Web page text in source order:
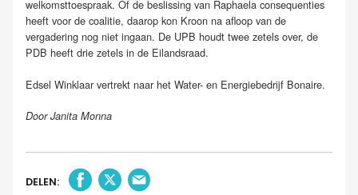
welkomsttoespraak. Of de beslissing van Raphaela consequenties
heeft voor de coalitie, daarop kon Kroon na afloop van de
vergadering nog niet ingaan. De UPB houdt twee zetels over, de
PDB heeft drie zetels in de Eilandsraad.
Edsel Winklaar vertrekt naar het Water- en Energiebedrijf Bonaire.
Door Janita Monna
DELEN: